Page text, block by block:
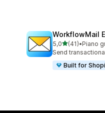
WorkflowMail
5,0stelle su 5
(41)
41 recensioni totali
•Piano
Send
Built for